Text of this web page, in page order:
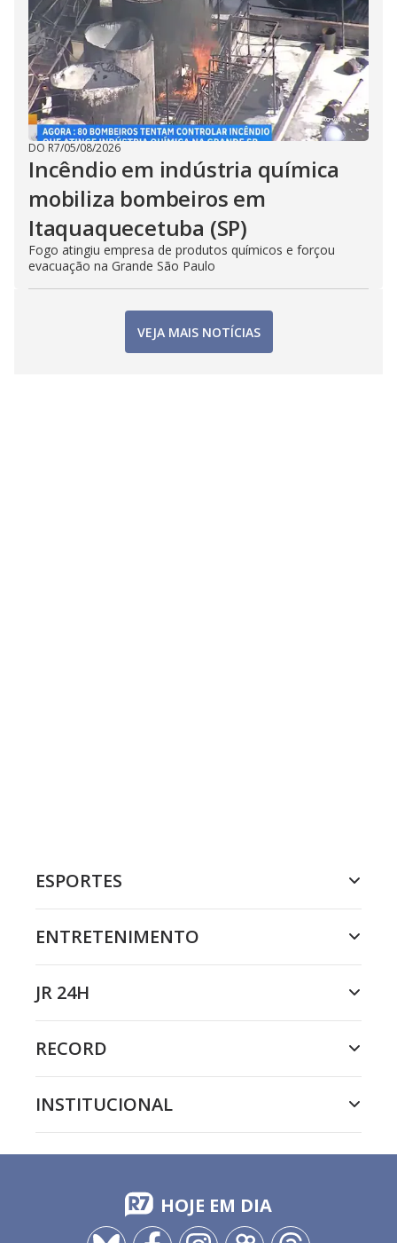
DO R7/05/08/2026
Incêndio em indústria química
mobiliza bombeiros em
Itaquaquecetuba (SP)
Fogo atingiu empresa de produtos químicos e forçou
evacuação na Grande São Paulo
VEJA MAIS NOTÍCIAS
ESPORTES
ENTRETENIMENTO
JR 24H
RECORD
INSTITUCIONAL
HOJE EM DIA